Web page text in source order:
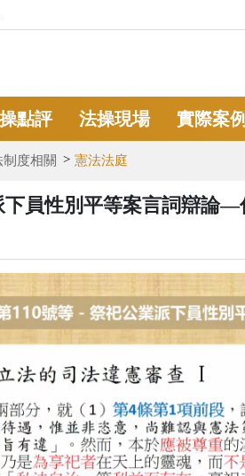
點評 法操現場 實際案例
制度相關 憲法法庭
下員性別平等案言詞辯論